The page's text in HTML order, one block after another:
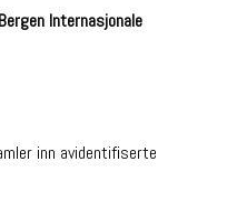
Internasjonale
inn avidentifiserte